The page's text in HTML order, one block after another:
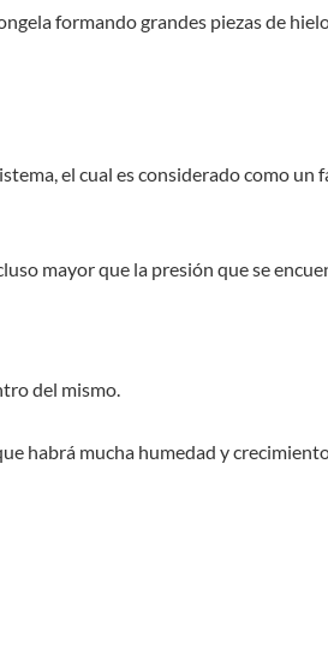
formando grandes piezas de
el cual es considerado como un
mayor que la presión que se
del mismo.
habrá mucha humedad y